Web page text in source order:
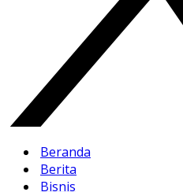
Beranda
Berita
Bisnis